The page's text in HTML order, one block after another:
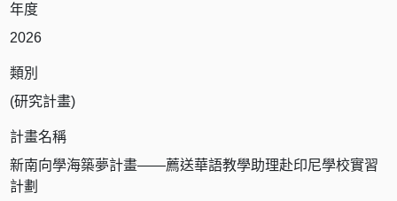
年度
2026
類別
(研究計畫)
計畫名稱
新南向學海築夢計畫——薦送華語教學助理赴印尼學校實習
計劃